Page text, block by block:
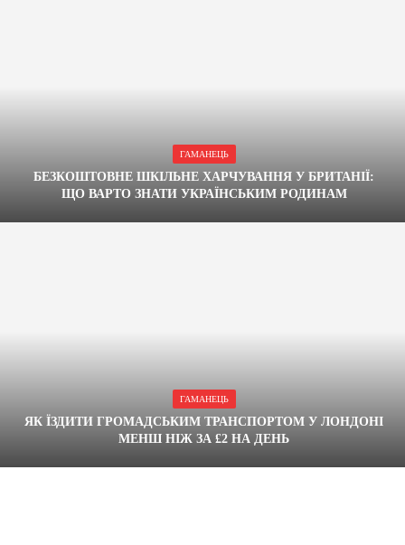
ГАМАНЕЦЬ
БЕЗКОШТОВНЕ ШКІЛЬНЕ ХАРЧУВАННЯ У БРИТАНІЇ:
ЩО ВАРТО ЗНАТИ УКРАЇНСЬКИМ РОДИНАМ
ГАМАНЕЦЬ
ЯК ЇЗДИТИ ГРОМАДСЬКИМ ТРАНСПОРТОМ У ЛОНДОНІ
МЕНШ НІЖ ЗА £2 НА ДЕНЬ